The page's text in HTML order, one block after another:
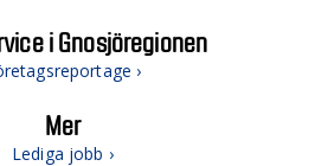
i Gnosjöregionen
›
Mer
Lediga jobb ›